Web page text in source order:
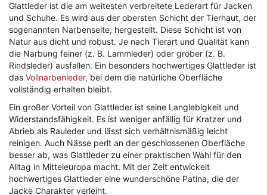
Glattleder ist die am weitesten verbreitete Lederart für Jacken
und Schuhe. Es wird aus der obersten Schicht der Tierhaut, der
sogenannten Narbenseite, hergestellt. Diese Schicht ist von
Natur aus dicht und robust. Je nach Tierart und Qualität kann
die Narbung feiner (z. B. Lammleder) oder gröber (z. B.
Rindsleder) ausfallen. Ein besonders hochwertiges Glattleder ist
das Vollnarbenleder, bei dem die natürliche Oberfläche
vollständig erhalten bleibt.
Ein großer Vorteil von Glattleder ist seine Langlebigkeit und
Widerstandsfähigkeit. Es ist weniger anfällig für Kratzer und
Abrieb als Rauleder und lässt sich verhältnismäßig leicht
reinigen. Auch Nässe perlt an der geschlossenen Oberfläche
besser ab, was Glattleder zu einer praktischen Wahl für den
Alltag in Mitteleuropa macht. Mit der Zeit entwickelt
hochwertiges Glattleder eine wunderschöne Patina, die der
Jacke Charakter verleiht.